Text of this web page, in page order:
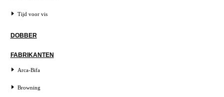
Tijd voor vis
DOBBER
FABRIKANTEN
Arca-Bifa
Browning